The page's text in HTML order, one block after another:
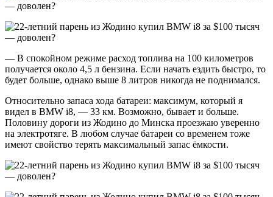
— В спокойном режиме расход топлива на 100 километров
получается около 4,5 л бензина. Если начать ездить быстро, то
будет больше, однако выше 8 литров никогда не поднимался.
Относительно запаса хода батареи: максимум, который я
видел в BMW i8, — 33 км. Возможно, бывает и больше.
Половину дороги из Жодино до Минска проезжаю уверенно
на электротяге. В любом случае батареи со временем тоже
имеют свойство терять максимальный запас ёмкости.